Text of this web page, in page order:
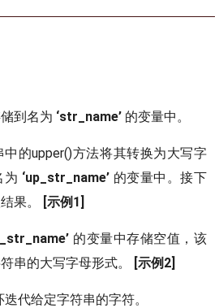
到名为 ‘str_name’ 的变量中。
的upper()方法将其转换为大写字
为 ‘up_str_name’ 的变量中。接下
果。
[示例1]
的变量中存储空值，该
串的大写字母形式。
[示例2]
代给定字符串的字符。